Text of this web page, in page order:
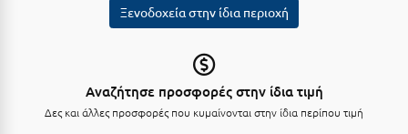
Ξενοδοχεία στην ίδια περιοχή
Αναζήτησε προσφορές στην ίδια τιμή
Δες και άλλες προσφορές που κυμαίνονται στην ίδια περίπου τιμή